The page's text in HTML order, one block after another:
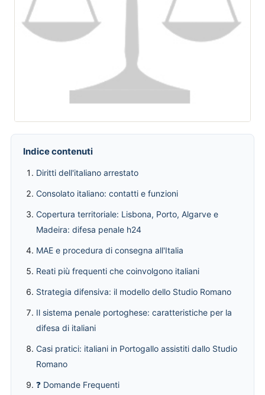
Indice contenuti
Diritti dell'italiano arrestato
Consolato italiano: contatti e funzioni
Copertura territoriale: Lisbona, Porto, Algarve e
Madeira: difesa penale h24
MAE e procedura di consegna all'Italia
Reati più frequenti che coinvolgono italiani
Strategia difensiva: il modello dello Studio Romano
Il sistema penale portoghese: caratteristiche per la
difesa di italiani
Casi pratici: italiani in Portogallo assistiti dallo Studio
Romano
❓ Domande Frequenti